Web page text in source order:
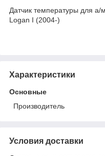
Датчик температуры для
Logan I (2004-)
Характеристики
Основные
Производитель
Условия доставки